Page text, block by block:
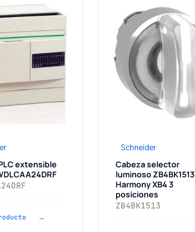
extensible
→
Schneider
Cabeza selector
luminoso ZB4BK1513
Harmony XB4 3
posiciones
ZB4BK1513